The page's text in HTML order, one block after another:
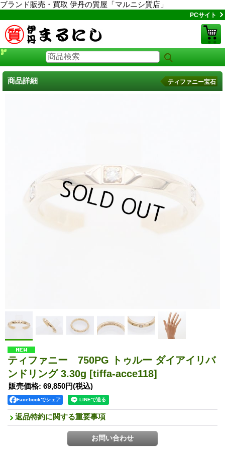
ブランド販売・買取 伊丹の質屋「マルニシ質店」
PCサイト
商品詳細 ティファニー宝石
ティファニー 750PG トゥルー ダイアイリバ
ンドリング 3.30g [tiffa-acce118]
販売価格: 69,850円(税込)
Facebookでシェア
返品特約に関する重要事項